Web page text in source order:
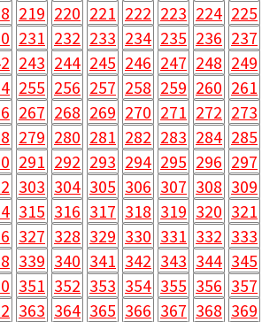
219 220 221 222 223 224 225
231 232 233 234 235 236 237
243 244 245 246 247 248 249
255 256 257 258 259 260 261
267 268 269 270 271 272 273
279 280 281 282 283 284 285
291 292 293 294 295 296 297
303 304 305 306 307 308 309
315 316 317 318 319 320 321
327 328 329 330 331 332 333
339 340 341 342 343 344 345
351 352 353 354 355 356 357
363 364 365 366 367 368 369